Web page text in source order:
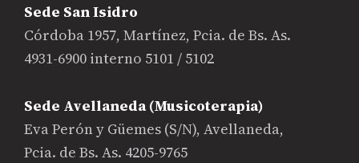
Sede San Isidro
Córdoba 1957, Martínez, Pcia. de Bs. As.
4931-6900 interno 5101 / 5102
Sede Avellaneda (Musicoterapia)
Eva Perón y Güemes (S/N), Avellaneda,
Pcia. de Bs. As. 4205-9765